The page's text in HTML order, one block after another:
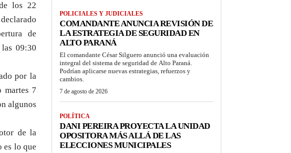
los 22
de
09:30
por la
martes 7
algunos
de la
es lo que
POLICIALES Y JUDICIALES
COMANDANTE ANUNCIA REVISIÓN DE
LA ESTRATEGIA DE SEGURIDAD EN
ALTO PARANÁ
El comandante César Silguero anunció una evaluación
integral del sistema de seguridad de Alto Paraná.
Podrían aplicarse nuevas estrategias, refuerzos y
cambios.
7 de agosto de 2026
POLÍTICA
DANI PEREIRA PROYECTA LA UNIDAD
OPOSITORA MÁS ALLÁ DE LAS
ELECCIONES MUNICIPALES